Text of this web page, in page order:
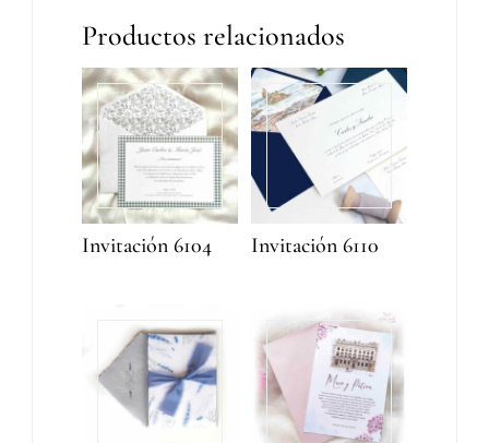
Productos relacionados
Invitación 6104 Invitación 6110